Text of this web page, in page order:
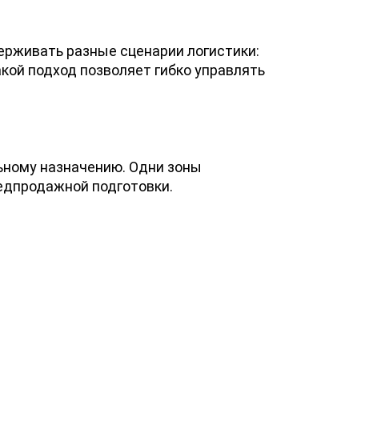
разные сценарии логистики:
подход позволяет гибко управлять
назначению. Одни зоны
подготовки.